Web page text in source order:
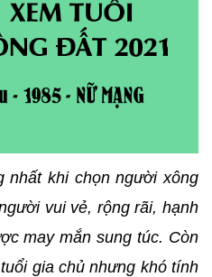
nhất khi chọn người xông
vui vẻ, rộng rãi, hạnh
may mắn sung túc. Còn
gia chủ nhưng khó tính